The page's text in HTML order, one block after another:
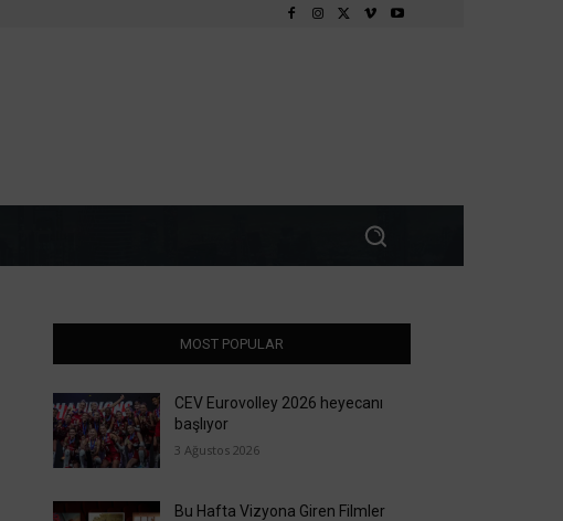
MOST POPULAR
CEV Eurovolley 2026 heyecanı
başlıyor
3 Ağustos 2026
Bu Hafta Vizyona Giren Filmler